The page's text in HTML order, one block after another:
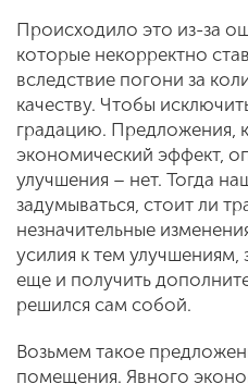
Происходило это из-за
которые некорректно
вследствие погони за
качеству. Чтобы
градацию. Предложения,
экономический эффект,
улучшения – нет. Тогда
задумываться, стоит ли
незначительные
усилия к тем улучшениям,
еще и получить
решился сам собой.
Возьмем такое
помещения. Явного